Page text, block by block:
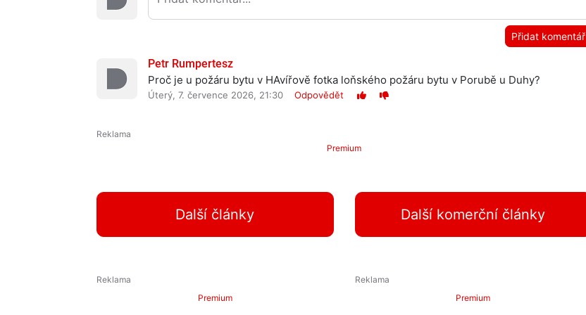
Přidat komentář
Petr Rumpertesz
Proč je u požáru bytu v HAvířově fotka loňského požáru bytu v Porubě u Duhy?
Úterý, 7. července 2026, 21:30 Odpovědět
Premium
Další články Další komerční články
Premium Premium